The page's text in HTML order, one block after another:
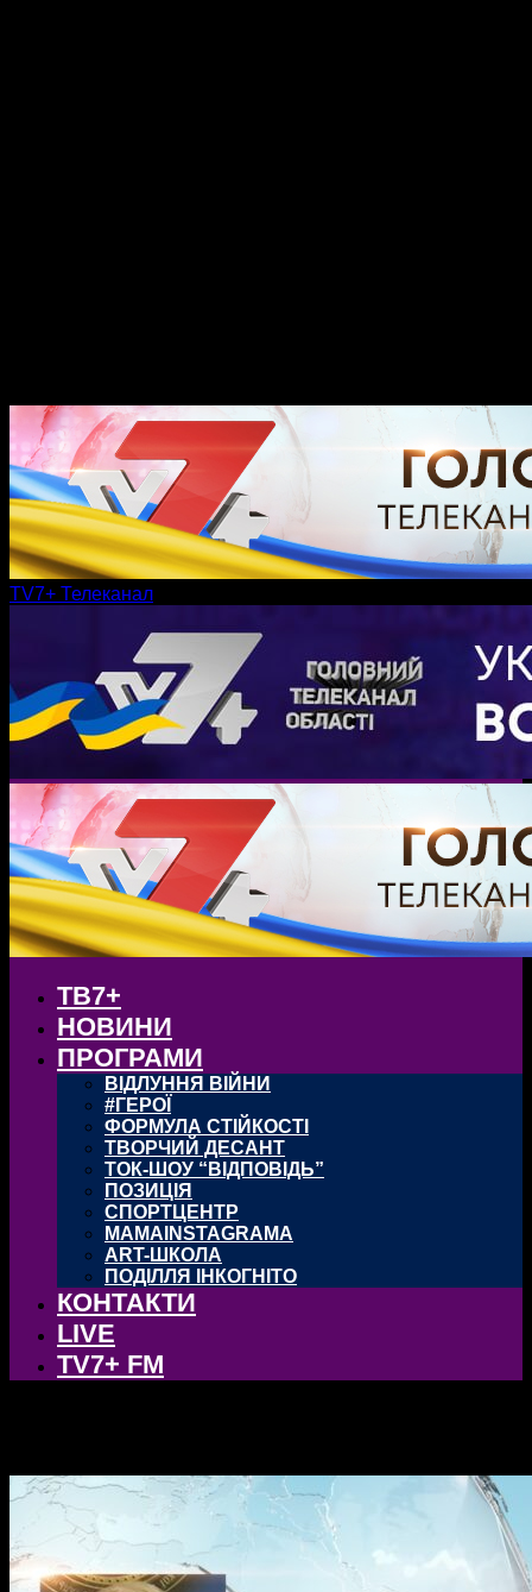
TV7+ Телеканал
ТВ7+
НОВИНИ
ПРОГРАМИ
ВІДЛУННЯ ВІЙНИ
#ГЕРОЇ
ФОРМУЛА СТІЙКОСТІ
ТВОРЧИЙ ДЕСАНТ
ТОК-ШОУ “ВІДПОВІДЬ”
ПОЗИЦІЯ
СПОРТЦЕНТР
MAMAINSTAGRAMA
ART-ШКОЛА
ПОДІЛЛЯ ІНКОГНІТО
КОНТАКТИ
LIVE
TV7+ FM